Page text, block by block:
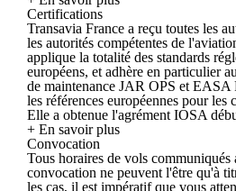
Certifications
Transavia France a reçu toutes les
les autorités compétentes de
applique la totalité des standards
européens, et adhère en particulier
de maintenance JAR OPS et EASA
les références européennes pour les
Elle a obtenue l'agrément IOSA
+ En savoir plus
Convocation
Tous horaires de vols
convocation ne peuvent l'être qu'à
les cas, il est impératif que vous